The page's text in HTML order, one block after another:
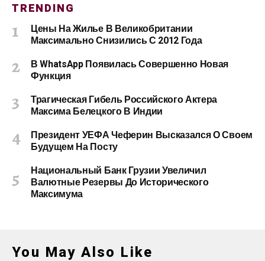
TRENDING
Цены На Жилье В Великобритании
Максимально Снизились С 2012 Года
В WhatsApp Появилась Совершенно Новая
Функция
Трагическая Гибель Российского Актера
Максима Белецкого В Индии
Президент УЕФА Чеферин Высказался О Своем
Будущем На Посту
Национальный Банк Грузии Увеличил
Валютные Резервы До Исторического
Максимума
You May Also Like